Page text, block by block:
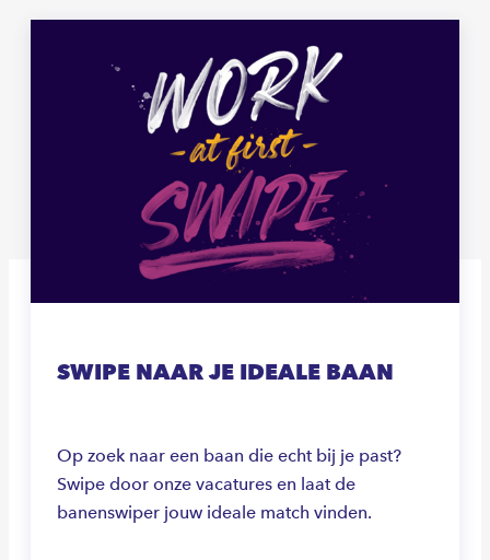
SWIPE NAAR JE IDEALE BAAN
Op zoek naar een baan die echt bij je past?
Swipe door onze vacatures en laat de
banenswiper jouw ideale match vinden.